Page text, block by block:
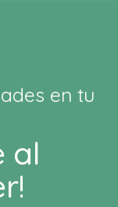
en tu
al